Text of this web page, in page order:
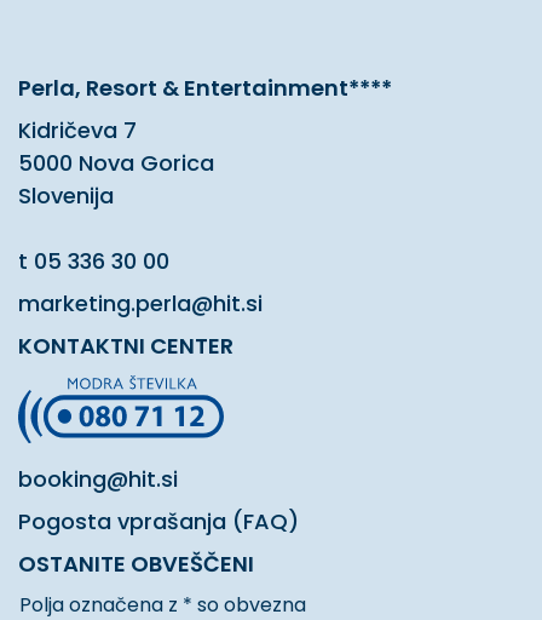
Perla, Resort & Entertainment****
Kidričeva 7
5000 Nova Gorica
Slovenija
t 05 336 30 00
marketing.perla@hit.si
KONTAKTNI CENTER
booking@hit.si
Pogosta vprašanja (FAQ)
OSTANITE OBVEŠČENI
Polja označena z * so obvezna